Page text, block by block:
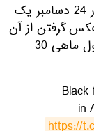
به گزارش اسپوتنیک، این دختر استرلیایی در 24 دسامبر یک
گرفتن از آن
این ماهی را به آب انداخته. وی گفته که طول ماهی 30
in